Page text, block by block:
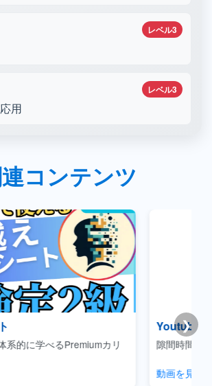
レベル3
レベル3
用
コンテンツ
❯
流しデータサイエンス
念をサクッと理解できるコンテンツです。